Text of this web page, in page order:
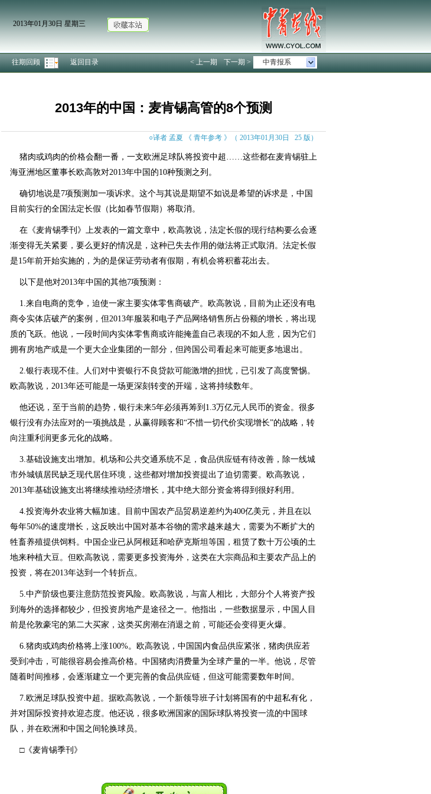
2013年01月30日 星期三
往期回顾 返回目录 中青报系
< 上一期 下一期 >
2013年的中国：麦肯锡高管的8个预测
○译者 孟夏 《 青年参考 》（ 2013年01月30日 25 版）
猪肉或鸡肉的价格会翻一番，一支欧洲足球队将投资中超……这些都在麦肯锡驻上
海亚洲地区董事长欧高敦对2013年中国的10种预测之列。
确切地说是7项预测加一项诉求。这个与其说是期望不如说是希望的诉求是，中国
目前实行的全国法定长假（比如春节假期）将取消。
在《麦肯锡季刊》上发表的一篇文章中，欧高敦说，法定长假的现行结构要么会逐
渐变得无关紧要，要么更好的情况是，这种已失去作用的做法将正式取消。法定长假
是15年前开始实施的，为的是保证劳动者有假期，有机会将积蓄花出去。
以下是他对2013年中国的其他7项预测：
1.来自电商的竞争，迫使一家主要实体零售商破产。欧高敦说，目前为止还没有电
商令实体店破产的案例，但2013年服装和电子产品网络销售所占份额的增长，将出现
质的飞跃。他说，一段时间内实体零售商或许能掩盖自己表现的不如人意，因为它们
拥有房地产或是一个更大企业集团的一部分，但跨国公司看起来可能更多地退出。
2.银行表现不佳。人们对中资银行不良贷款可能激增的担忧，已引发了高度警惕。
欧高敦说，2013年还可能是一场更深刻转变的开端，这将持续数年。
他还说，至于当前的趋势，银行未来5年必须再筹到1.3万亿元人民币的资金。很多
银行没有办法应对的一项挑战是，从赢得顾客和“不惜一切代价实现增长”的战略，转
向注重利润更多元化的战略。
3.基础设施支出增加。机场和公共交通系统不足，食品供应链有待改善，除一线城
市外城镇居民缺乏现代居住环境，这些都对增加投资提出了迫切需要。欧高敦说，
2013年基础设施支出将继续推动经济增长，其中绝大部分资金将得到很好利用。
4.投资海外农业将大幅加速。目前中国农产品贸易逆差约为400亿美元，并且在以
每年50%的速度增长，这反映出中国对基本谷物的需求越来越大，需要为不断扩大的
牲畜养殖提供饲料。中国企业已从阿根廷和哈萨克斯坦等国，租赁了数十万公顷的土
地来种植大豆。但欧高敦说，需要更多投资海外，这类在大宗商品和主要农产品上的
投资，将在2013年达到一个转折点。
5.中产阶级也要注意防范投资风险。欧高敦说，与富人相比，大部分个人将资产投
到海外的选择都较少，但投资房地产是途径之一。他指出，一些数据显示，中国人目
前是伦敦豪宅的第二大买家，这类买房潮在消退之前，可能还会变得更火爆。
6.猪肉或鸡肉价格将上涨100%。欧高敦说，中国国内食品供应紧张，猪肉供应若
受到冲击，可能很容易会推高价格。中国猪肉消费量为全球产量的一半。他说，尽管
随着时间推移，会逐渐建立一个更完善的食品供应链，但这可能需要数年时间。
7.欧洲足球队投资中超。据欧高敦说，一个新领导班子计划将国有的中超私有化，
并对国际投资持欢迎态度。他还说，很多欧洲国家的国际球队将投资一流的中国球
队，并在欧洲和中国之间轮换球员。
□《麦肯锡季刊》